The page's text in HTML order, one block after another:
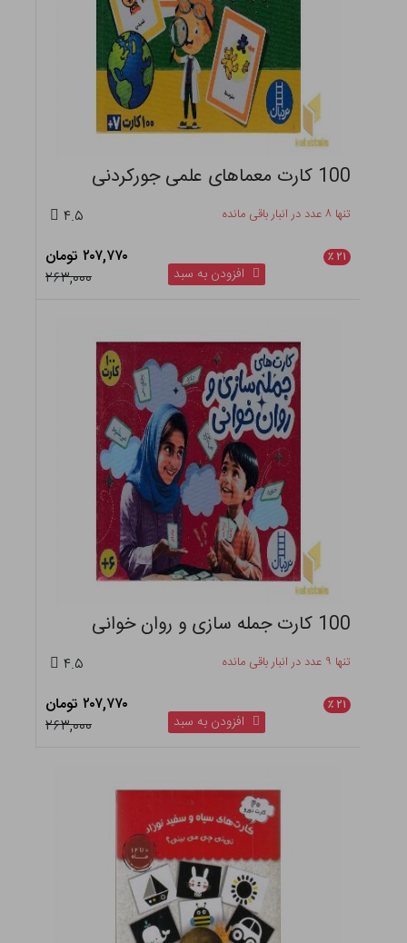
100 کارت معماهای علمی جورکردنی
تنها ۸ عدد در انبار باقی مانده ۴.۵
۲۱ ٪
۲۰۷,۷۷۰ تومان
۲۶۳,۰۰۰
افزودن به سبد
100 کارت جمله سازی و روان خوانی
تنها ۹ عدد در انبار باقی مانده ۴.۵
۲۱ ٪
۲۰۷,۷۷۰ تومان
۲۶۳,۰۰۰
افزودن به سبد